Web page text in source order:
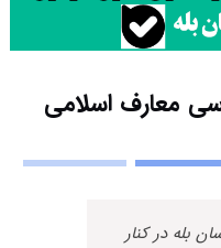
ﻣﻌﺎرف اﺳﻼمی
بله در کنار